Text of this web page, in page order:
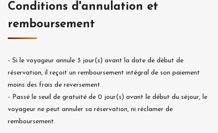
Conditions d'annulation et
remboursement
- Si le voyageur annule 3 jour(s) avant la date de début de
réservation, il reçoit un remboursement intégral de son paiement
moins des frais de reversement.
- Passé le seuil de gratuité de 0 jour(s) avant le début du séjour, le
voyageur ne peut annuler sa réservation, ni réclamer de
remboursement.